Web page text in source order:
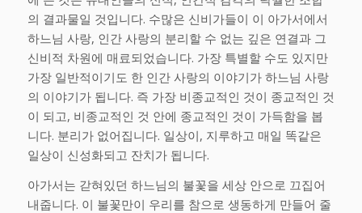
의 결과물일 것입니다. 수많은 신비가들이 이 아가서에서
하느님 사랑, 인간 사랑의 분리할 수 없는 깊은 연결과 그
신비적 차원에 매료되었습니다. 가장 특별할 수도 있지만
가장 일반적이기도 한 인간 사랑의 이야기가 하느님 사랑
의 이야기가 됩니다. 즉 가장 비종교적인 것이 종교적인 것
이 되고, 비종교적인 것 안에 종교적인 것이 가득함을 봅
니다. 분리가 없어집니다. 일상이, 지루하고 매일 똑같은
일상이 신성화되고 잔치가 됩니다.
아가서는 갇혀있던 하느님의 불꽃을 세상 안으로 끄집어
내줍니다. 이 불꽃만이 우리를 참으로 생동하게 만들어 줄